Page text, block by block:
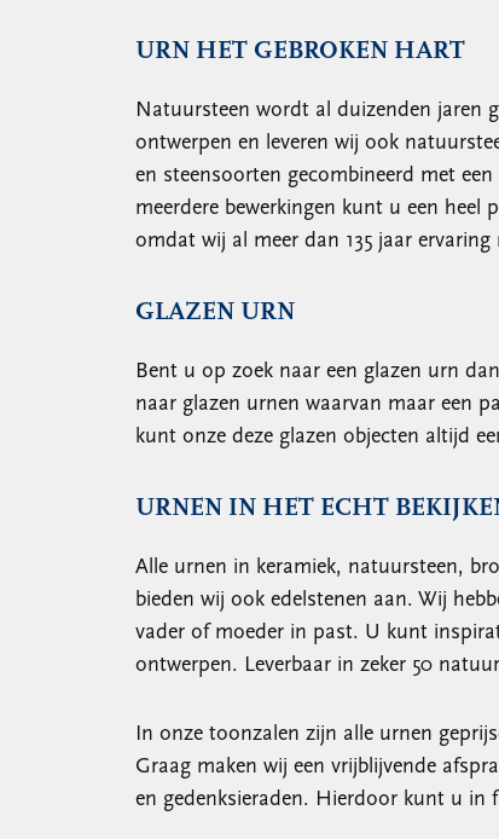
URN HET GEBROKEN HART
Natuursteen wordt al duizenden jaren
ontwerpen en leveren wij ook
en steensoorten gecombineerd met
meerdere bewerkingen kunt u een
omdat wij al meer dan 135 jaar ervaring
GLAZEN URN
Bent u op zoek naar een glazen urn
naar glazen urnen waarvan maar een
kunt onze deze glazen objecten altijd
URNEN IN HET ECHT
Alle urnen in keramiek, natuursteen,
bieden wij ook edelstenen aan. Wij
vader of moeder in past. U kunt
ontwerpen. Leverbaar in zeker 50
In onze toonzalen zijn alle urnen
Graag maken wij een vrijblijvende
en gedenksieraden. Hierdoor kunt u in